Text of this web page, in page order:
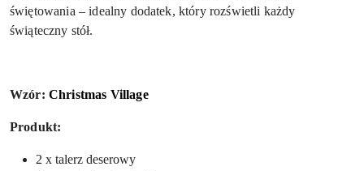
świętowania – idealny dodatek, który rozświetli każdy
świąteczny stół.
Wzór: Christmas Village
Produkt:
2 x talerz deserowy